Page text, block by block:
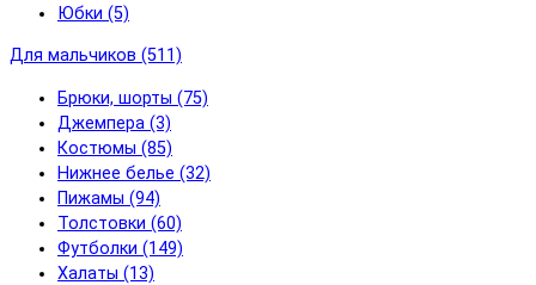
Юбки (5)
Для мальчиков (511)
Брюки, шорты (75)
Джемпера (3)
Костюмы (85)
Нижнее белье (32)
Пижамы (94)
Толстовки (60)
Футболки (149)
Халаты (13)